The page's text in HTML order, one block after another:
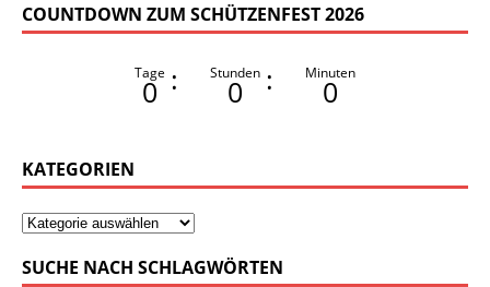
COUNTDOWN ZUM SCHÜTZENFEST 2026
Tage
0 : Stunden
0 : Minuten
0
KATEGORIEN
SUCHE NACH SCHLAGWÖRTEN